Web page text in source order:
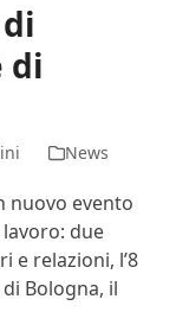
di
News
nuovo evento
due
e relazioni, l’8
Bologna, il